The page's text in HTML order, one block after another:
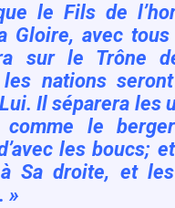
le Fils de
Gloire, avec
sur le Trône
les nations
Il séparera les
comme le
les boucs;
Sa droite, et
»